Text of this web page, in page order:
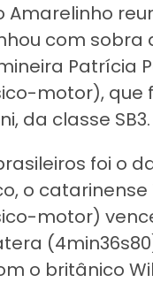
com
Patrícia
motor), que
da classe SB3.
foi o
o catarinense
motor)
o britânico